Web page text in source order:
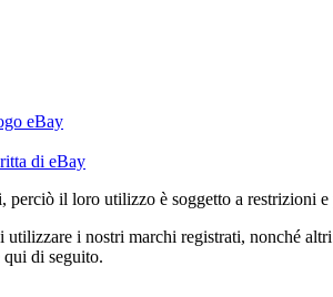
eBay
di eBay
il loro utilizzo è soggetto a restrizioni
utilizzare i nostri marchi registrati, nonché
qui di seguito.